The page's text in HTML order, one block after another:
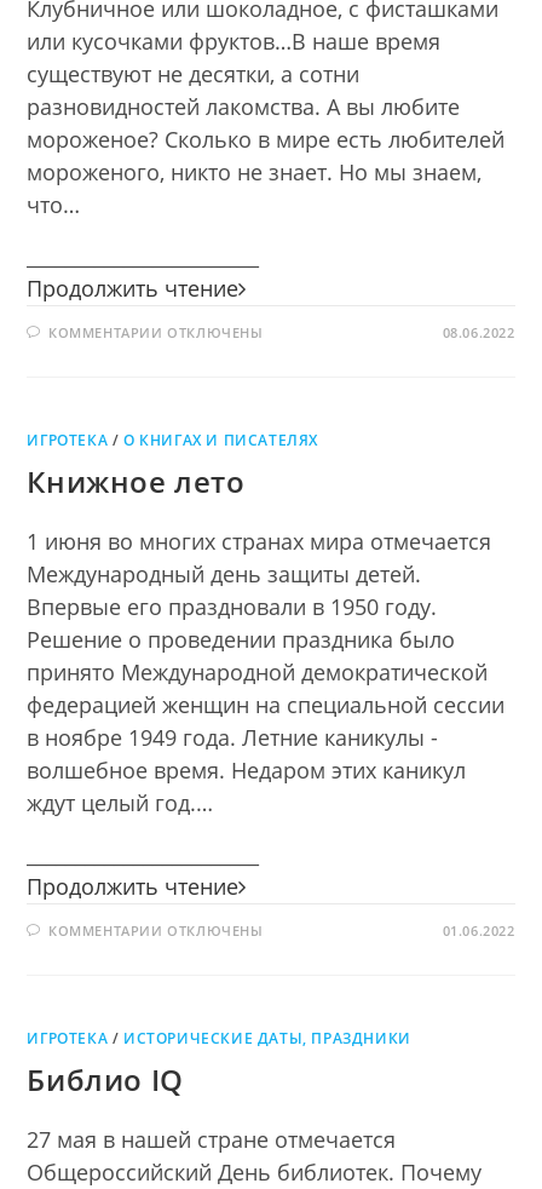
Клубничное или шоколадное, с фисташками
или кусочками фруктов…В наше время
существуют не десятки, а сотни
разновидностей лакомства. А вы любите
мороженое? Сколько в мире есть любителей
мороженого, никто не знает. Но мы знаем,
что…
Продолжить чтение Морозная
КОММЕНТАРИИ К
ОТКЛЮЧЕНЫ 08.06.2022
ИГРОТЕКА /О КНИГАХ И ПИСАТЕЛЯХ
Книжное лето
1 июня во многих странах мира отмечается
Международный день защиты детей.
Впервые его праздновали в 1950 году.
Решение о проведении праздника было
принято Международной демократической
федерацией женщин на специальной сессии
в ноябре 1949 года. Летние каникулы -
волшебное время. Недаром этих каникул
ждут целый год.…
Продолжить чтение Книжное
КОММЕНТАРИИ К
ОТКЛЮЧЕНЫ 01.06.2022
ИГРОТЕКА / ИСТОРИЧЕСКИЕ ДАТЫ, ПРАЗДНИКИ
Библио IQ
27 мая в нашей стране отмечается
Общероссийский День библиотек. Почему